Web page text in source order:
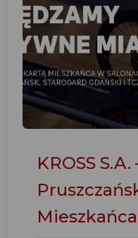
KROSS
Mieszkańca